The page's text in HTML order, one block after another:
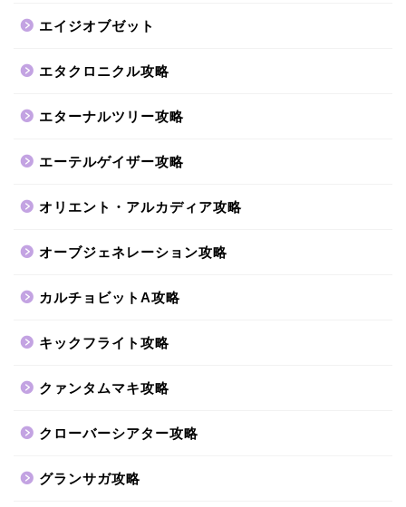
エイジオブゼット
エタクロニクル攻略
エターナルツリー攻略
エーテルゲイザー攻略
オリエント・アルカディア攻略
オーブジェネレーション攻略
カルチョビットA攻略
キックフライト攻略
クァンタムマキ攻略
クローバーシアター攻略
グランサガ攻略